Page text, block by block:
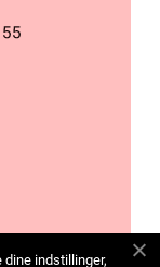
indstillinger,